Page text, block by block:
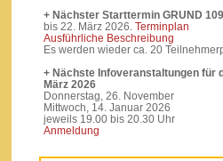
+ Nächster Starttermin GRUND
bis 22. März 2026. Terminplan
Ausführliche Beschreibung
Es werden wieder ca. 20
+ Nächste Infoveranstaltungen für
März 2026
Donnerstag, 26. November
Mittwoch, 14. Januar 2026
jeweils 19.00 bis 20.30 Uhr
Anmeldung